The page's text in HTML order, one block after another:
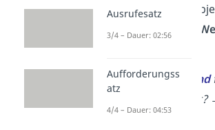
einem Satz das
du mit der Frage
Der kleine
Hund
oder was frisst?
Ausrufesatz
3/4 – Dauer: 02:56
Aufforderungss
atz
4/4 – Dauer: 04:53